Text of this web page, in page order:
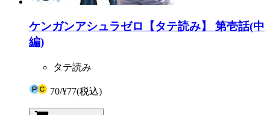
ケンガンアシュラゼロ【タテ読み】 第壱話(中
編)
タテ読み
70/¥77(税込)